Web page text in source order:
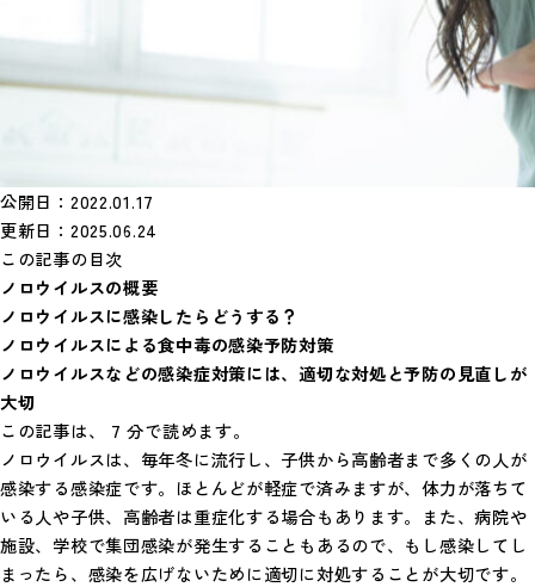
公開日：2022.01.17
更新日：2025.06.24
この記事の目次
ノロウイルスの概要
ノロウイルスに感染したらどうする？
ノロウイルスによる食中毒の感染予防対策
ノロウイルスなどの感染症対策には、適切な対処と予防の見直しが
大切
この記事は、 7 分で読めます。
ノロウイルスは、毎年冬に流行し、子供から高齢者まで多くの人が
感染する感染症です。ほとんどが軽症で済みますが、体力が落ちて
いる人や子供、高齢者は重症化する場合もあります。また、病院や
施設、学校で集団感染が発生することもあるので、もし感染してし
まったら、感染を広げないために適切に対処することが大切です。